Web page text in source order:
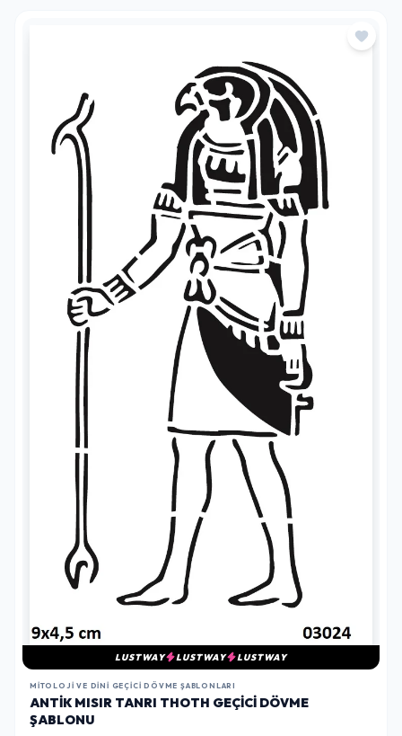
LUSTWAY LUSTWAY LUSTWAY
MITOLOJI VE DINI GEÇICI DÖVME ŞABLONLARI
ANTIK MISIR TANRI THOTH GEÇICI DÖVME
ŞABLONU